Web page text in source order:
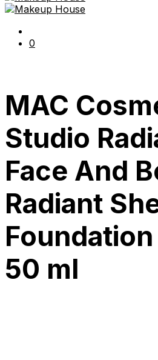
0
MAC
Studio
Face And
Radiant
Foundation
50 ml